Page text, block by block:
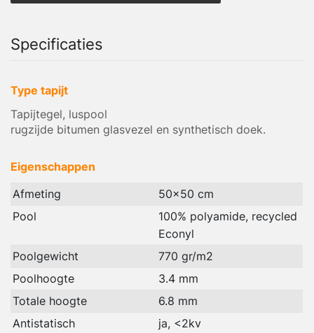
Specificaties
Type tapijt
Tapijtegel, luspool
rugzijde bitumen glasvezel en synthetisch doek.
Eigenschappen
Afmeting
50x50 cm
Pool
100% polyamide, recycled
Econyl
Poolgewicht
770 gr/m2
Poolhoogte
3.4 mm
Totale hoogte
6.8 mm
Antistatisch
ja, <2kv